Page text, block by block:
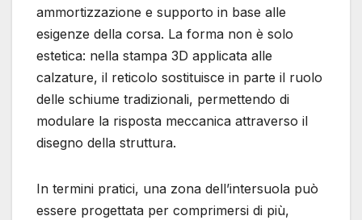
ammortizzazione e supporto in base alle
esigenze della corsa. La forma non è solo
estetica: nella stampa 3D applicata alle
calzature, il reticolo sostituisce in parte il ruolo
delle schiume tradizionali, permettendo di
modulare la risposta meccanica attraverso il
disegno della struttura.
In termini pratici, una zona dell’intersuola può
essere progettata per comprimersi di più,